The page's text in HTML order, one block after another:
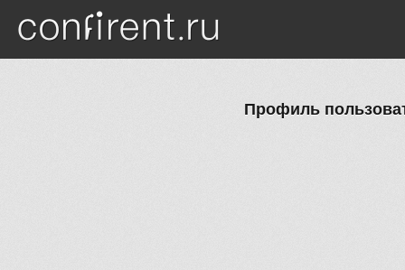
Перейти к основному содержанию
Профиль